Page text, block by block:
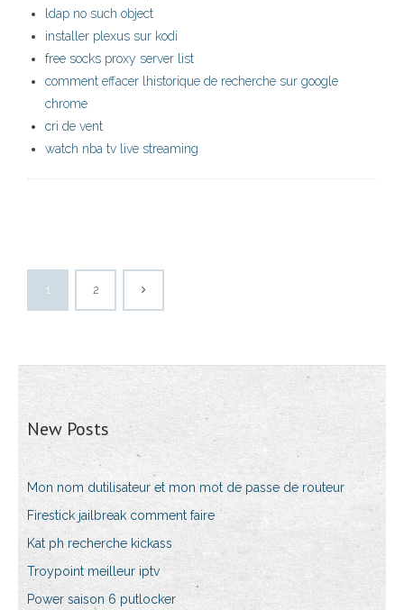
ldap no such object
installer plexus sur kodi
free socks proxy server list
comment effacer lhistorique de recherche sur google
chrome
cri de vent
watch nba tv live streaming
1 2
New Posts
Mon nom dutilisateur et mon mot de passe de routeur
Firestick jailbreak comment faire
Kat ph recherche kickass
Troypoint meilleur iptv
Power saison 6 putlocker